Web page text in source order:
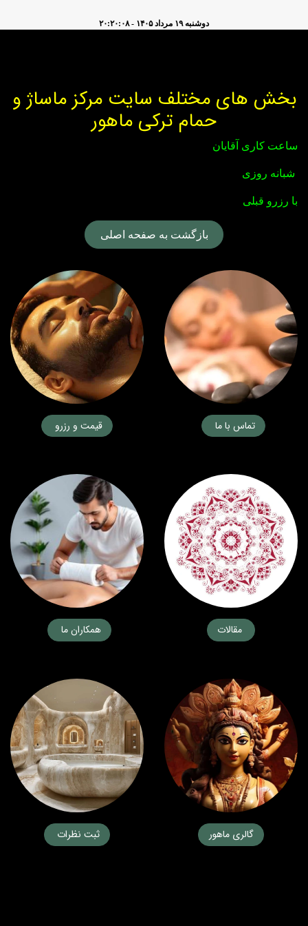
دوشنبه ۱۹ مرداد ۱۴۰۵ - ۲۰:۲۰:۰۸
بخش های مختلف سایت مرکز ماساژ و
حمام ترکی ماهور
ساعت کاری آقایان
شبانه روزی
با رزرو قبلی
بازگشت به صفحه اصلی
تماس با ما قیمت و رزرو
مقالات همکاران ما
گالری ماهور ثبت نظرات